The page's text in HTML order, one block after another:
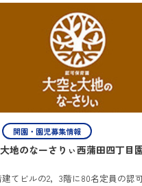
開園・園児募集情報
地のなーさりぃ西蒲田四丁目
てビルの2，3階に80名定員の認